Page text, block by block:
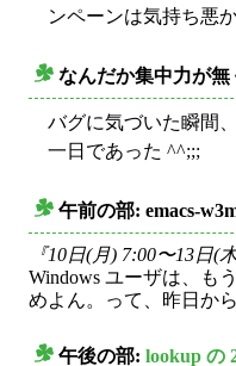
ンペーンは気持ち悪
なんだか集中力が無
バグに気づいた瞬間
一日であった ^^;;;
午前の部: emacs-
『10日(月) 7:00〜13日(
Windows ユーザは、も
めよん。って、昨日か
午後の部: lookup の